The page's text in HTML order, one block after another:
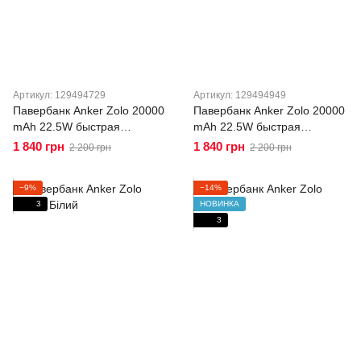
Артикул: 129494729
Павербанк Anker Zolo 20000
mAh 22.5W быстрая
зарядка, Power Bank для
A110EP11 Black
1 840 грн 2 200 грн
Артикул: 129494949
Павербанк Anker Zolo 20000
mAh 22.5W быстрая
зарядка, Power Bank для
A110EP12
1 840 грн 2 200 грн
−9%
3
−14%
НОВИНКА
3